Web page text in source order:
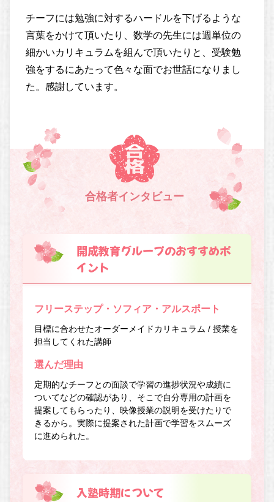
チーフには勉強に対するハードルを下げるような
言葉をかけて頂いたり、数学の先生には週単位の
細かいカリキュラムを組んで頂いたりと、受験勉
強をするにあたって色々な面でお世話になりまし
た。感謝しています。
合格者インタビュー
開成教育グループのおすすめポ
イント
フリーステップ・ソフィア・アルスポート
目標に合わせたオーダーメイドカリキュラム / 授業を
担当してくれた講師
選んだ理由
定期的なチーフとの面談で学習の進捗状況や成績に
ついてなどの確認があり、そこで自分専用の計画を
提案してもらったり、映像授業の説明を受けたりで
きるから。実際に提案された計画で学習をスムーズ
に進められた。
入塾時期について